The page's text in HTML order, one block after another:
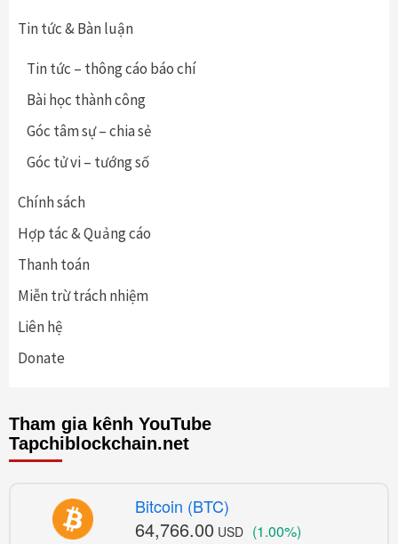
Tin tức & Bàn luận
Tin tức – thông cáo báo chí
Bài học thành công
Góc tâm sự – chia sẻ
Góc tử vi – tướng số
Chính sách
Hợp tác & Quảng cáo
Thanh toán
Miễn trừ trách nhiệm
Liên hệ
Donate
Tham gia kênh YouTube
Tapchiblockchain.net
Bitcoin (BTC)
64,766.00 USD (1.00%)